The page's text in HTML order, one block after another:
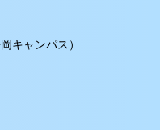
キャンパス）